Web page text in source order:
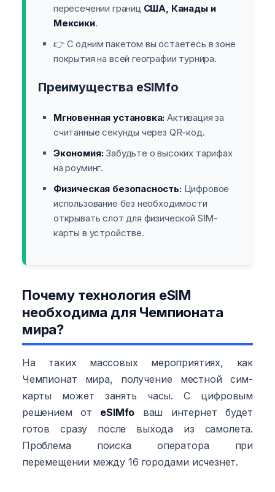
пересечении границ США, Канады и
Мексики.
👉 С одним пакетом вы остаетесь в зоне
покрытия на всей географии турнира.
Преимущества eSIMfo
Мгновенная установка: Активация за
считанные секунды через QR-код.
Экономия:Забудьте о высоких тарифах
на роуминг.
Физическая безопасность:Цифровое
использование без необходимости
открывать слот для физической SIM-
карты в устройстве.
Почему технология eSIM
необходима для Чемпионата
мира?
На таких массовых мероприятиях, как
Чемпионат мира, получение местной сим-
карты может занять часы. С цифровым
решением от eSIMfo ваш интернет будет
готов сразу после выхода из самолета.
Проблема поиска оператора при
перемещении между 16 городами исчезнет.